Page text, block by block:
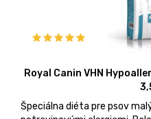
Royal Canin VHN
Špeciálna diéta pre psov